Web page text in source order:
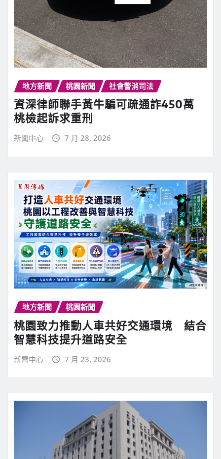
地方新聞 桃園新聞 社會警消司法
資深律師聯手黃牛騙可疏通詐450萬
桃檢起訴求重刑
新聞中心 7 月 28, 2026
地方新聞 桃園新聞
桃園致力推動人車共好交通環境 結合
智慧科技提升道路安全
新聞中心 7 月 23, 2026